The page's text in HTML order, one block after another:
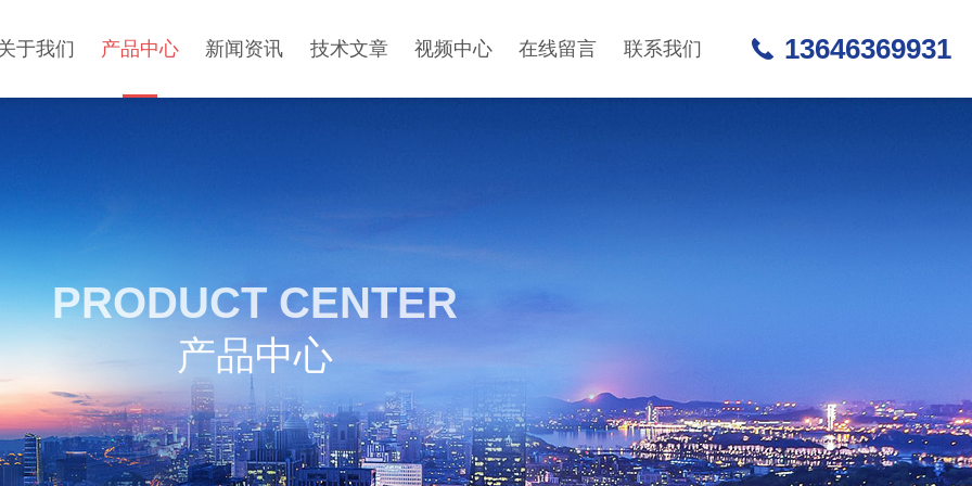
于我们 产品中心 新闻资讯 技术文章 视频中心 在线留言 联系我们 13646369931
PRODUCT CENTER
产品中心